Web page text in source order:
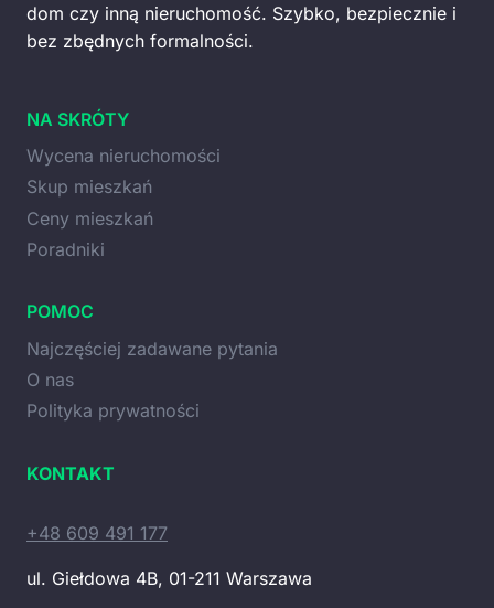
dom czy inną nieruchomość. Szybko, bezpiecznie i
bez zbędnych formalności.
NA SKRÓTY
Wycena nieruchomości
Skup mieszkań
Ceny mieszkań
Poradniki
POMOC
Najczęściej zadawane pytania
O nas
Polityka prywatności
KONTAKT
+48 609 491 177
ul. Giełdowa 4B, 01-211 Warszawa